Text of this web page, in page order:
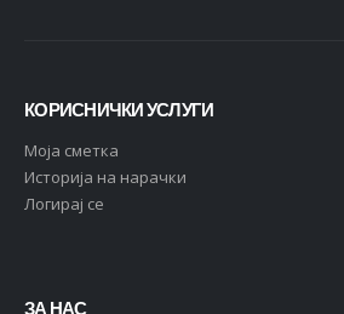
КОРИСНИЧКИ УСЛУГИ
Moja сметка
Историја на нарачки
Логирај се
ЗА НАС